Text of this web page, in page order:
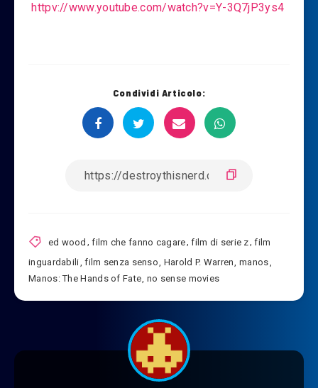
httpv://www.youtube.com/watch?v=Y-3Q7jP3ys4
Condividi Articolo:
ed wood ,film che fanno cagare,film di serie z,film
inguardabili,film senza senso, Harold P. Warren,manos,
Manos: The Hands of Fate, no sense movies